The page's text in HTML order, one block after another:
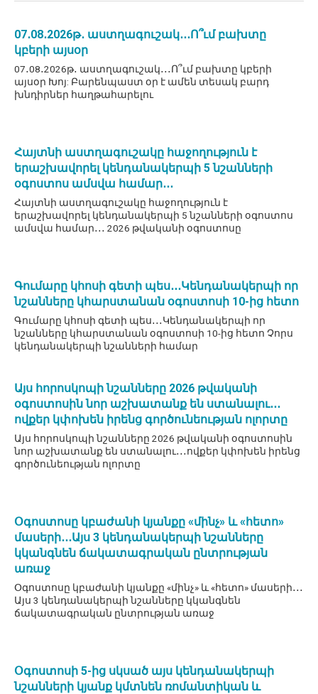
07․08․2026թ․ աստղագուշակ․․․Ո՞ւմ բախտը
կբերի այսօր
07․08․2026թ․ աստղագուշակ․․․Ո՞ւմ բախտը կբերի
այսօր Խոյ: Բարենպաստ օր է ամեն տեսակ բարդ
խնդիրներ հաղթահարելու
Հայտնի աստղագուշակը հաջողություն է
երաշխավորել կենդանակերպի 5 նշանների
օգոստոս ամսվա համար․․․
Հայտնի աստղագուշակը հաջողություն է
երաշխավորել կենդանակերպի 5 նշանների օգոստոս
ամսվա համար․․․ 2026 թվականի օգոստոսը
Գումարը կհոսի գետի պես․․․Կենդանակերպի որ
նշանները կհարստանան օգոստոսի 10-ից հետո
Գումարը կհոսի գետի պես․․․Կենդանակերպի որ
նշանները կհարստանան օգոստոսի 10-ից հետո Չորս
կենդանակերպի նշանների համար
Այս հորոսկոպի նշանները 2026 թվականի
օգոստոսին նոր աշխատանք են ստանալու․․․
ովքեր կփոխեն իրենց գործունեության ոլորտը
Այս հորոսկոպի նշանները 2026 թվականի օգոստոսին
նոր աշխատանք են ստանալու․․․ովքեր կփոխեն իրենց
գործունեության ոլորտը
Օգոստոսը կբաժանի կյանքը «մինչ» և «հետո»
մասերի․․․Այս 3 կենդանակերպի նշանները
կկանգնեն ճակատագրական ընտրության
առաջ
Օգոստոսը կբաժանի կյանքը «մինչ» և «հետո» մասերի․․․
Այս 3 կենդանակերպի նշանները կկանգնեն
ճակատագրական ընտրության առաջ
Օգոստոսի 5-ից սկսած այս կենդանակերպի
նշանների կյանք կմտնեն ռոմանտիկան և